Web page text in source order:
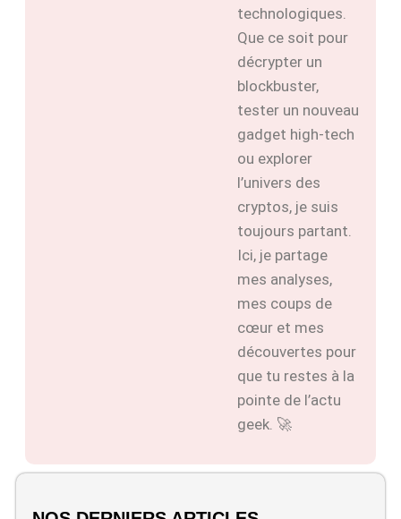
technologiques.
Que ce soit pour
décrypter un
blockbuster,
tester un nouveau
gadget high-tech
ou explorer
l’univers des
cryptos, je suis
toujours partant.
Ici, je partage
mes analyses,
mes coups de
cœur et mes
découvertes pour
que tu restes à la
pointe de l’actu
geek. 🚀